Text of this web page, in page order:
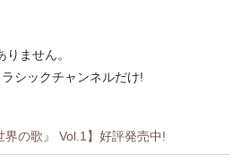
ません。
シックチャンネルだけ!
界の歌』 Vol.1】好評発売中!